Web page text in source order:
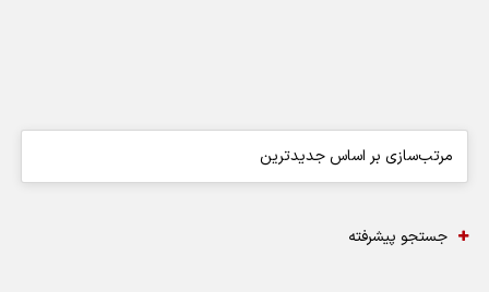
جستجو پیشرفته